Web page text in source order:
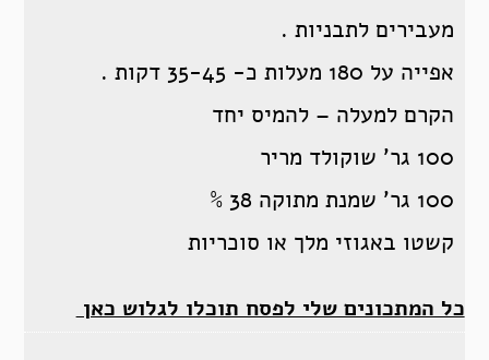
מעבירים לתבניות .
אפייה על 180 מעלות כ- 35-45 דקות .
הקרם למעלה – להמיס יחד
100 גר’ שוקולד מריר
100 גר’ שמנת מתוקה 38 %
קשטו באגוזי מלך או סוכריות
כל המתכונים שלי לפסח תוכלו לגלוש כאן